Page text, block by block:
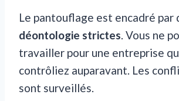
Le pantouflage est encadré par
déontologie strictes. Vous ne
travailler pour une entreprise
contrôliez auparavant. Les
sont surveillés.